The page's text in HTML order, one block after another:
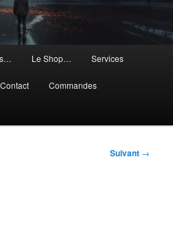
Le Shop… Services
Contact Commandes
Suivant →